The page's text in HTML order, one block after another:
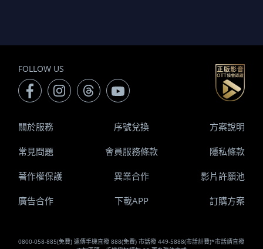
FOLLOW US
0800-058-885(免費) 遠傳手機直撥 888(免費) 市話撥 449-5888(市話計費)*市話請直撥
關於服務 序號兌換 方案說明
常見問題 會員服務條款 隱私條款
著作權保護 異業合作 影片許願池
廣告合作 下載APP 訂購方案